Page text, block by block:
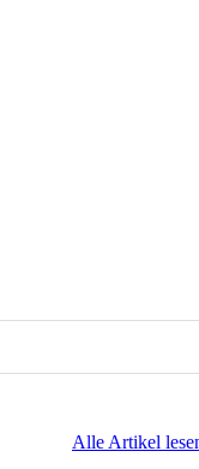
Alle Artikel